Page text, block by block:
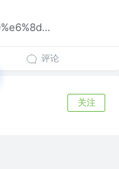
评论
关注